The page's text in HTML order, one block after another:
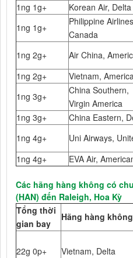
1ng 1g+
Korean Air, Delta
1ng 1g+
Philippine
Canada
1ng 2g+ Air China,
1ng 2g+
Vietnam,
1ng 3g+
China Southern,
Virgin America
1ng 3g+
China Eastern,
1ng 4g+
Uni Airways,
1ng 4g+
EVA Air,
Các hãng hàng không có
(HAN) đến Raleigh, Hoa Kỳ
Tổng thời
gian bay
Hãng hàng không
22g 0p+ Vietnam, Delta